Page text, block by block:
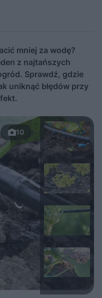
mniej za wodę?
z najtańszych
Sprawdź, gdzie
uniknąć błędów przy
10